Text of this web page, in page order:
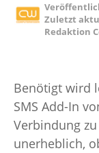
Zuletzt
Redaktion
Benötigt wird
SMS Add-In
Verbindung
unerheblich,